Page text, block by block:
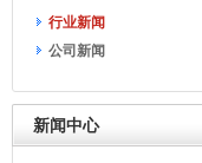
行业新闻
公司新闻
新闻中心